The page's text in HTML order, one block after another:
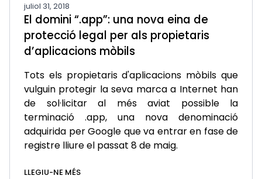
juliol 31, 2018
El domini “.app”: una nova eina de
protecció legal per als propietaris
d’aplicacions mòbils
Tots els propietaris d'aplicacions mòbils que
vulguin protegir la seva marca a Internet han
de sol·licitar al més aviat possible la
terminació .app, una nova denominació
adquirida per Google que va entrar en fase de
registre lliure el passat 8 de maig.
LLEGIU-NE MÉS